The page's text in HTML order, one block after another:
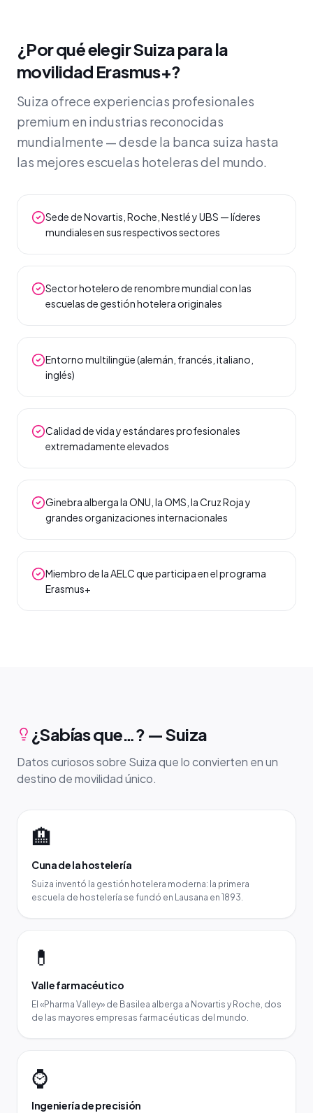
¿Por qué elegir Suiza para la
movilidad Erasmus+?
Suiza ofrece experiencias profesionales
premium en industrias reconocidas
mundialmente — desde la banca suiza hasta
las mejores escuelas hoteleras del mundo.
Sede de Novartis, Roche, Nestlé y UBS — líderes
mundiales en sus respectivos sectores
Sector hotelero de renombre mundial con las
escuelas de gestión hotelera originales
Entorno multilingüe (alemán, francés, italiano,
inglés)
Calidad de vida y estándares profesionales
extremadamente elevados
Ginebra alberga la ONU, la OMS, la Cruz Roja y
grandes organizaciones internacionales
Miembro de la AELC que participa en el programa
Erasmus+
¿Sabías que…? — Suiza
Datos curiosos sobre Suiza que lo convierten en un
destino de movilidad único.
🏨
Cuna de la hostelería
Suiza inventó la gestión hotelera moderna: la primera
escuela de hostelería se fundó en Lausana en 1893.
💊
Valle farmacéutico
El «Pharma Valley» de Basilea alberga a Novartis y Roche, dos
de las mayores empresas farmacéuticas del mundo.
⌚
Ingeniería de precisión